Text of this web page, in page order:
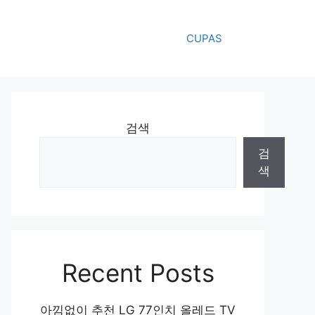
CUPAS
검색
검
색
Recent Posts
아낌없이 추천 LG 77인치 올레드 TV